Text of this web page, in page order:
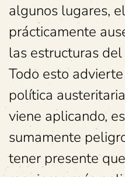
algunos lugares,
prácticamente
las estructuras
Todo esto
política
viene aplicando,
sumamente
tener presente